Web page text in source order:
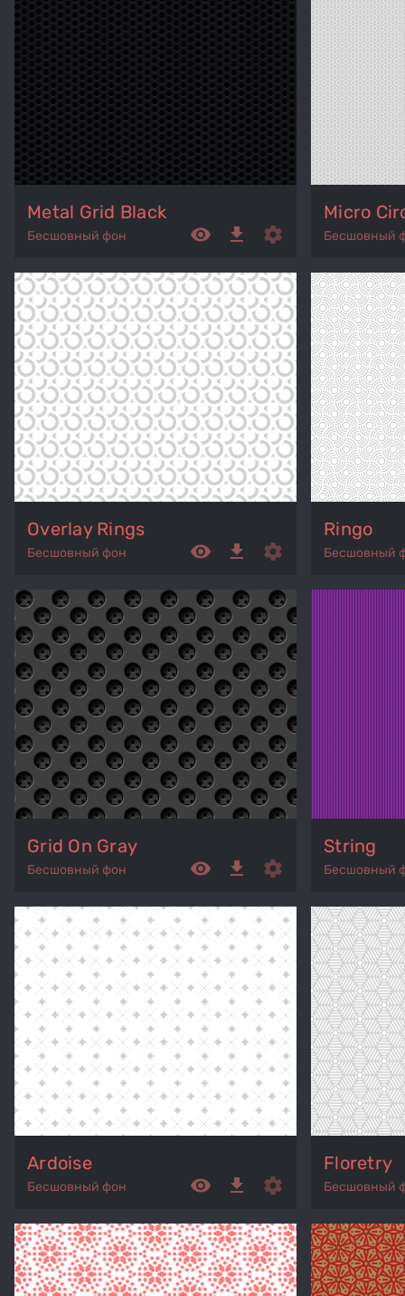
Metal Grid Black
Бесшовный фон remove_red_eye get_app settings
Micro
Бесшовный
Overlay Rings
Бесшовный фон remove_red_eye get_app settings
Ringo
Бесшовный
Grid On Gray
Бесшовный фон remove_red_eye get_app settings
String
Бесшовный
Ardoise
Бесшовный фон remove_red_eye get_app settings
Floretry
Бесшовный